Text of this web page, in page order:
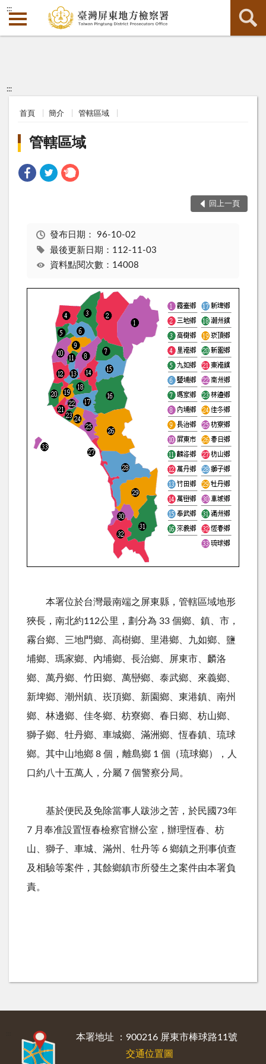
:::
:::
首頁 簡介 管轄區域
管轄區域
回上一頁
發布日期： 96-10-02
最後更新日期：112-11-03
資料點閱次數：14008
本署位於台灣最南端之屏東縣，管轄區域地形
狹長，南北約112公里，劃分為 33 個鄉、鎮、市，
霧台鄉、三地門鄉、高樹鄉、里港鄉、九如鄉、鹽
埔鄉、瑪家鄉、內埔鄉、長治鄉、屏東市、麟洛
鄉、萬丹鄉、竹田鄉、萬巒鄉、泰武鄉、來義鄉、
新埤鄉、潮州鎮、崁頂鄉、新園鄉、東港鎮、南州
鄉、林邊鄉、佳冬鄉、枋寮鄉、春日鄉、枋山鄉、
獅子鄉、牡丹鄉、車城鄉、滿洲鄉、恆春鎮、琉球
鄉。其中山地鄉 8 個，離島鄉 1 個（琉球鄉），人
口約八十五萬人，分屬 7 個警察分局。
基於便民及免除當事人跋涉之苦，於民國73年
7 月奉准設置恆春檢察官辦公室，辦理恆春、枋
山、獅子、車城、滿州、牡丹等 6 鄉鎮之刑事偵查
及相驗等案件，其餘鄉鎮市所發生之案件由本署負
責。
本署地址 ：900216 屏東市棒球路11號
交通位置圖